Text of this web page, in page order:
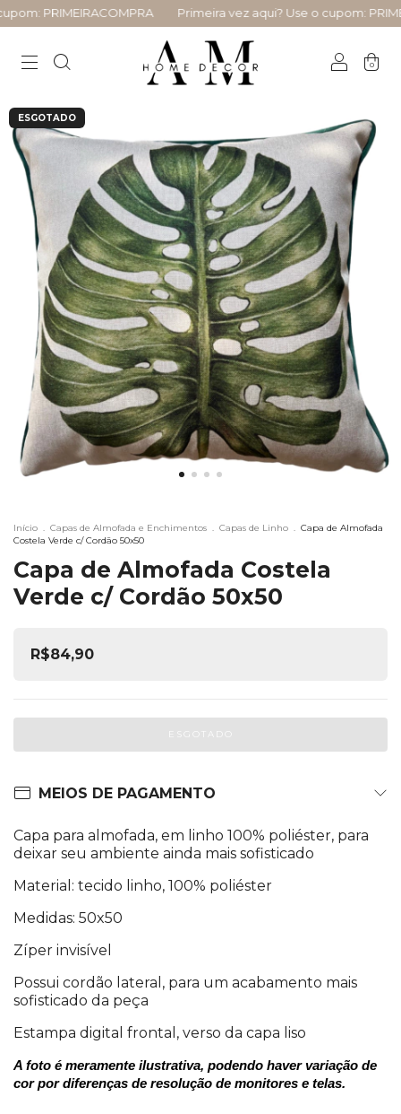
PRIMEIRACOMPRA Primeira vez aqui? Use o cupom:
0
ESGOTADO
Início . Capas de Almofada e Enchimentos . Capas de Linho . Capa de Almofada
Costela Verde c/ Cordão 50x50
Capa de Almofada Costela
Verde c/ Cordão 50x50
R$84,90
MEIOS DE PAGAMENTO
Capa para almofada, em linho 100% poliéster, para
deixar seu ambiente ainda mais sofisticado
Material: tecido linho, 100% poliéster
Medidas: 50x50
Zíper invisível
Possui cordão lateral, para um acabamento mais
sofisticado da peça
Estampa digital frontal, verso da capa liso
A foto é meramente ilustrativa, podendo haver variação de
cor por diferenças de resolução de monitores e telas.